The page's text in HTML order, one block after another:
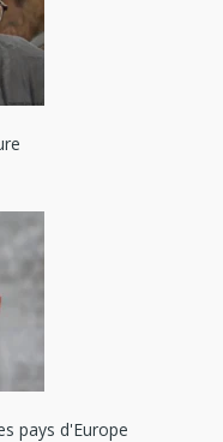
pays d'Europe